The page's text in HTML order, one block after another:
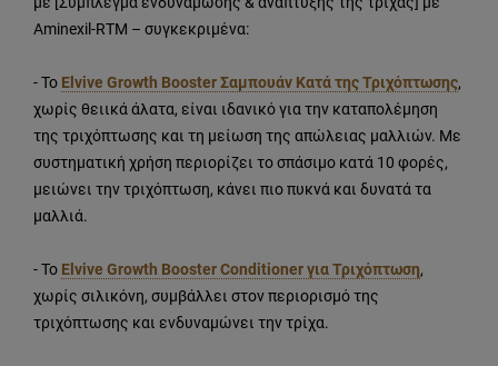
Aminexil-RΤΜ – συγκεκριμένα:
- Το Elvive Growth Booster Σαμπουάν Κατά της Τριχόπτωσης,
χωρίς θειικά άλατα, είναι ιδανικό για την καταπολέμηση
της τριχόπτωσης και τη μείωση της απώλειας μαλλιών. Με
συστηματική χρήση περιορίζει το σπάσιμο κατά 10 φορές,
μειώνει την τριχόπτωση, κάνει πιο πυκνά και δυνατά τα
μαλλιά.
- Το Elvive Growth Booster Conditioner για Τριχόπτωση,
χωρίς σιλικόνη, συμβάλλει στον περιορισμό της
τριχόπτωσης και ενδυναμώνει την τρίχα.